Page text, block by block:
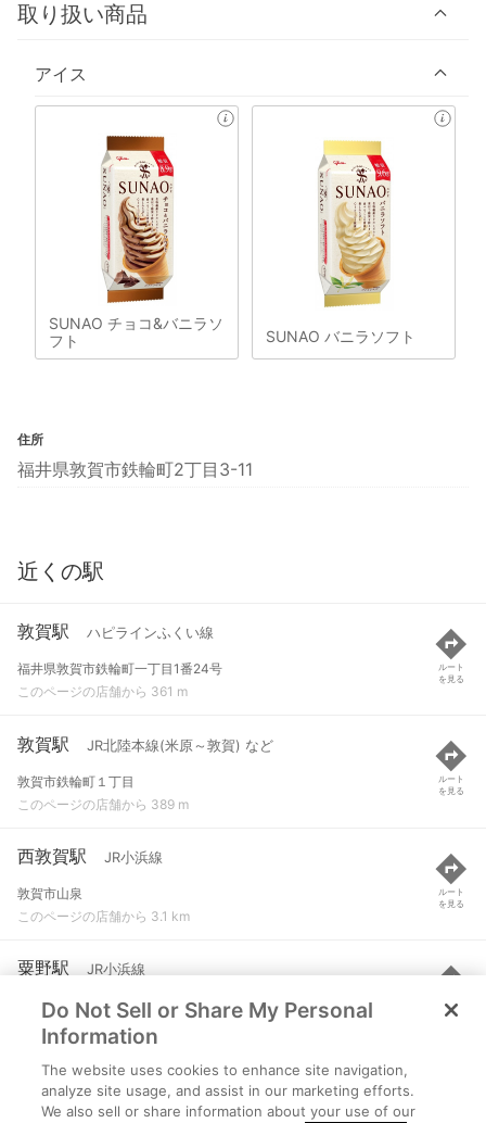
取り扱い商品
アイス
SUNAO チョコ&バニラソ
フト
SUNAO バニラソフト
住所
福井県敦賀市鉄輪町2丁目3-11
近くの駅
敦賀駅 ハピラインふくい線
福井県敦賀市鉄輪町一丁目1番24号
このページの店舗から 361 m
ルート
を見る
敦賀駅 JR北陸本線(米原～敦賀) など
敦賀市鉄輪町１丁目
このページの店舗から 389 m
ルート
を見る
西敦賀駅 JR小浜線
敦賀市山泉
このページの店舗から 3.1 km
ルート
を見る
粟野駅 JR小浜線
敦賀市野坂
このページの店舗から 5.2 km
ルート
を見る
新疋田駅 JR北陸本線(米原～敦賀)
敦賀市疋田
Do Not Sell or Share My Personal
Information
The website uses cookies to enhance site navigation,
analyze site usage, and assist in our marketing efforts.
We also sell or share information about your use of our